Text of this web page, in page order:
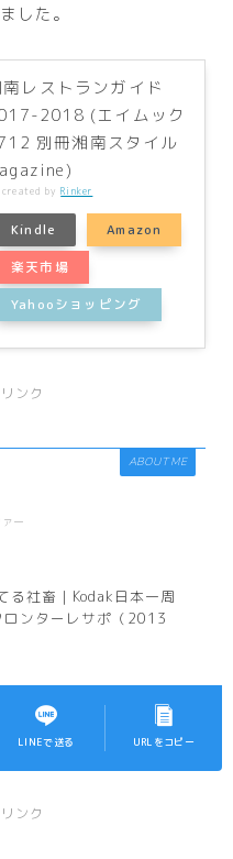
した。
レストランガイド
2018 (エイムック
別冊湘南スタイル
created byRinker
Kindle Amazon
楽天市場
Yahooショッピング
ンク
ABOUT ME
ー
る社畜｜Kodak日本一周
ンターレサポ（2013
LINEで送る URLをコピー
ンク